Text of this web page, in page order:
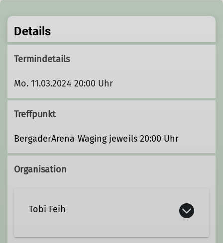
Details
Termindetails
Mo. 11.03.2024 20:00 Uhr
Treffpunkt
BergaderArena Waging jeweils 20:00 Uhr
Organisation
Tobi Feih